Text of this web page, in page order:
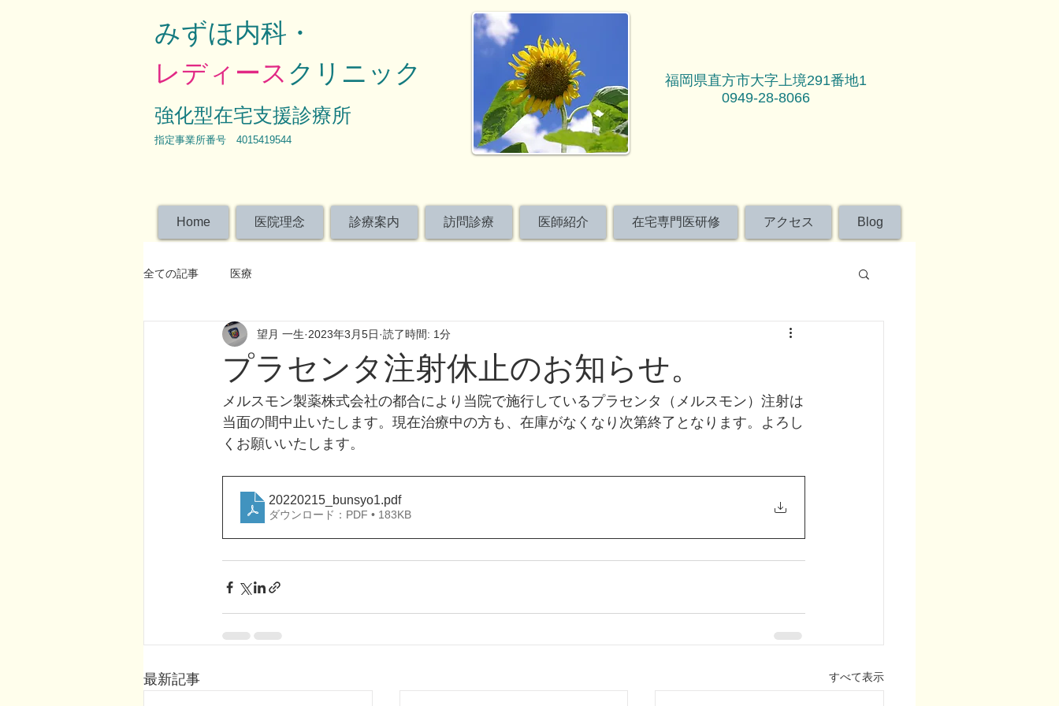
みずほ内科・
レディース クリニック
強化型在宅支援診療所
​指定事業所番号 4015419544
福岡県直方市大字上境291番地1
0949-28-8066
Home 医院理念 診療案内 訪問診療 医師紹介 在宅専門医研修 アクセス Blog
全ての記事 医療
プラセンタ注射休止のお知らせ。
望月 一生 2023年3月5日 読了時間: 1分
メルスモン製薬株式会社の都合により当院で施行しているプラセンタ（メルスモン）注射は
当面の間中止いたします。現在治療中の方も、在庫がなくなり次第終了となります。よろし
くお願いいたします。
20220215_bunsyo1.pdf
ダウンロード：PDF • 183KB
最新記事 すべて表示